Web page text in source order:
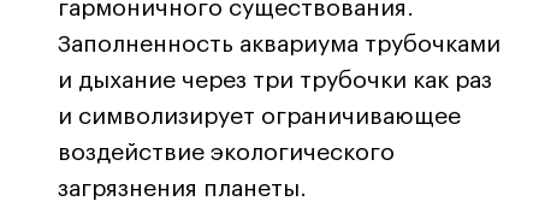
дверей
дверей
Истории успеха
Истории успеха
Работы студентов
Работы студентов
info@britishdesign.ru
info@britishdesign.ru
Адрес на карте
Адрес на карте
гармоничного существования.
Заполненность аквариума трубочками
и дыхание через три трубочки как раз
и символизирует ограничивающее
воздействие экологического
загрязнения планеты.